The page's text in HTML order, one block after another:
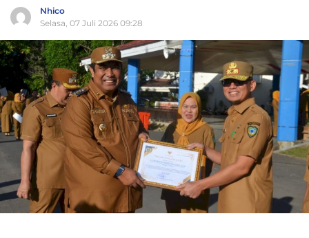
Nhico
Selasa, 07 Juli 2026 09:28